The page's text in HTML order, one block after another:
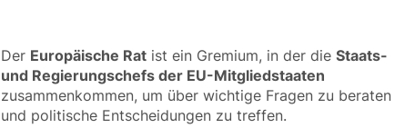
Der Europäische Rat ist ein Gremium, in der dieStaats-
und Regierungschefs der EU-Mitgliedstaaten
zusammenkommen, um über wichtige Fragen zu beraten
und politische Entscheidungen zu treffen.